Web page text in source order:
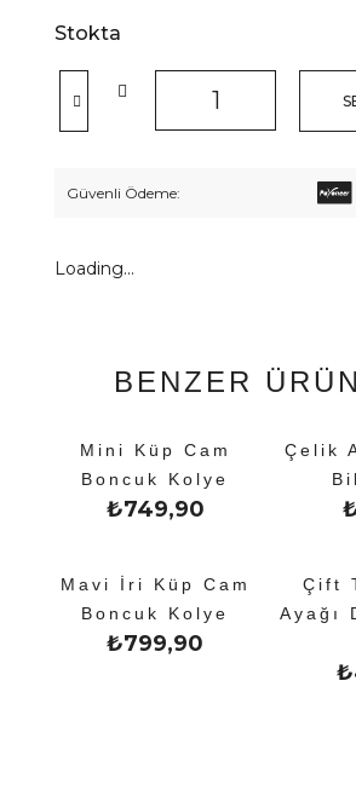
Stokta
Güvenli Ödeme:
Loading...
BENZER
Mini Küp Cam
Boncuk Kolye
₺749,90
Çelik
Mavi İri Küp Cam
Boncuk Kolye
₺799,90
Çift
Ayağı
₺